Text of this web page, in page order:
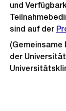
und
sind auf der
der